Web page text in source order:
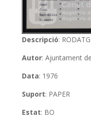
Descripció:
Autor: Ajuntament
Data: 1976
Suport: PAPER
Estat: BO